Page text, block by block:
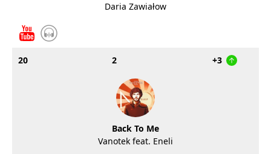
Daria Zawiałow
20 2 +3
Back To Me
Vanotek feat. Eneli